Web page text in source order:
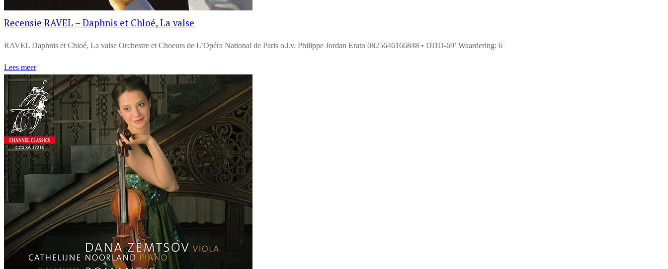
Recensie RAVEL – Daphnis et Chloé, La valse
RAVEL Daphnis et Chloé, La valse Orchestre et Choeurs de L’Opéra National de Paris o.l.v. Philippe Jordan Erato 0825646166848 • DDD-69’ Waardering: 6
Lees meer